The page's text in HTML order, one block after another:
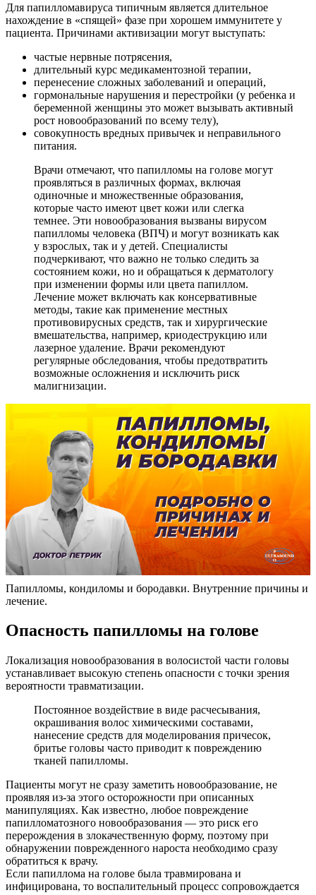
Для папилломавируса типичным является длительное
нахождение в «спящей» фазе при хорошем иммунитете у
пациента. Причинами активизации могут выступать:
частые нервные потрясения,
длительный курс медикаментозной терапии,
перенесение сложных заболеваний и операций,
гормональные нарушения и перестройки (у ребенка и
беременной женщины это может вызывать активный
рост новообразований по всему телу),
совокупность вредных привычек и неправильного
питания.
Врачи отмечают, что папилломы на голове могут
проявляться в различных формах, включая
одиночные и множественные образования,
которые часто имеют цвет кожи или слегка
темнее. Эти новообразования вызваны вирусом
папилломы человека (ВПЧ) и могут возникать как
у взрослых, так и у детей. Специалисты
подчеркивают, что важно не только следить за
состоянием кожи, но и обращаться к дерматологу
при изменении формы или цвета папиллом.
Лечение может включать как консервативные
методы, такие как применение местных
противовирусных средств, так и хирургические
вмешательства, например, криодеструкцию или
лазерное удаление. Врачи рекомендуют
регулярные обследования, чтобы предотвратить
возможные осложнения и исключить риск
малигнизации.
Папилломы, кондиломы и бородавки. Внутренние причины и
лечение.
Опасность папилломы на голове
Локализация новообразования в волосистой части головы
устанавливает высокую степень опасности с точки зрения
вероятности травматизации.
Постоянное воздействие в виде расчесывания,
окрашивания волос химическими составами,
нанесение средств для моделирования причесок,
бритье головы часто приводит к повреждению
тканей папилломы.
Пациенты могут не сразу заметить новообразование, не
проявляя из-за этого осторожности при описанных
манипуляциях. Как известно, любое повреждение
папилломатозного новообразования — это риск его
перерождения в злокачественную форму, поэтому при
обнаружении поврежденного нароста необходимо сразу
обратиться к врачу.
Если папиллома на голове была травмирована и
инфицирована, то воспалительный процесс сопровождается